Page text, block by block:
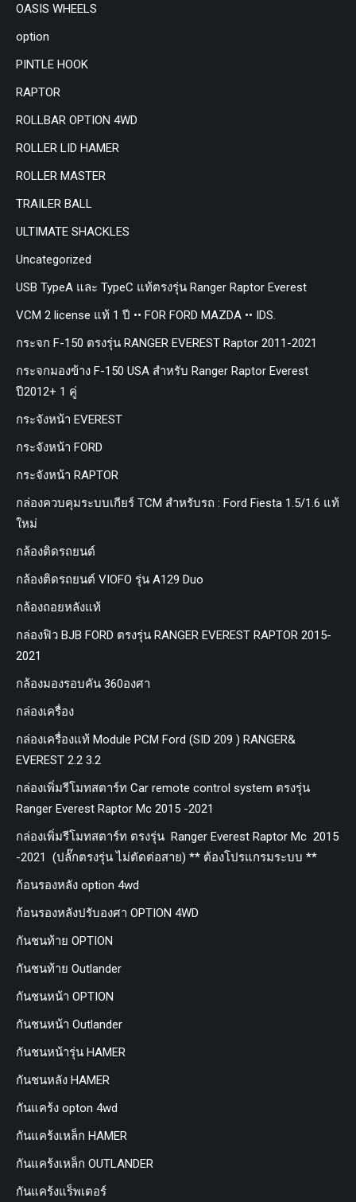
OASIS WHEELS
option
PINTLE HOOK
RAPTOR
ROLLBAR OPTION 4WD
ROLLER LID HAMER
ROLLER MASTER
TRAILER BALL
ULTIMATE SHACKLES
Uncategorized
USB TypeA และ TypeC แท้ตรงรุ่น Ranger Raptor Everest
VCM 2 license แท้ 1 ปี •• FOR FORD MAZDA •• IDS.
กระจก F-150 ตรงรุ่น RANGER EVEREST Raptor 2011-2021
กระจกมองข้าง F-150 USA สำหรับ Ranger Raptor Everest
ปี2012+ 1 คู่
กระจังหน้า EVEREST
กระจังหน้า FORD
กระจังหน้า RAPTOR
กล่องควบคุมระบบเกียร์ TCM สำหรับรถ : Ford Fiesta 1.5/1.6 แท้
ใหม่
กล้องติดรถยนต์
กล้องติดรถยนต์ VIOFO รุ่น A129 Duo
กล้องถอยหลังแท้
กล่องฟิว BJB FORD ตรงรุ่น RANGER EVEREST RAPTOR 2015-
2021
กล้องมองรอบคัน 360องศา
กล่องเครื่อง
กล่องเครื่องแท้ Module PCM Ford (SID 209 ) RANGER&
EVEREST 2.2 3.2
กล่องเพิ่มรีโมทสตาร์ท Car remote control system ตรงรุ่น
Ranger Everest Raptor Mc 2015 -2021
กล่องเพิ่มรีโมทสตาร์ท ตรงรุ่น Ranger Everest Raptor Mc 2015
-2021 (ปลั๊กตรงรุ่น ไม่ตัดต่อสาย) ** ต้องโปรแกรมระบบ **
ก้อนรองหลัง option 4wd
ก้อนรองหลังปรับองศา OPTION 4WD
กันชนท้าย OPTION
กันชนท้าย Outlander
กันชนหน้า OPTION
กันชนหน้า Outlander
กันชนหน้ารุ่น HAMER
กันชนหลัง HAMER
กันแคร้ง opton 4wd
กันแคร้งเหล็ก HAMER
กันแคร้งเหล็ก OUTLANDER
กันแคร้งแร็พเตอร์